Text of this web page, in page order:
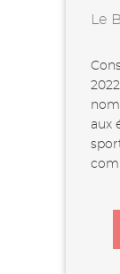
Le
aux